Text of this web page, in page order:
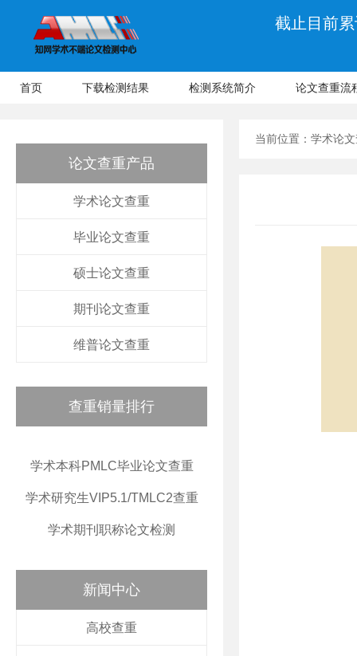
截止目前
首页 下载检测结果 检测系统简介 论文查重流
论文查重产品
学术论文查重
毕业论文查重
硕士论文查重
期刊论文查重
维普论文查重
查重销量排行
学术本科PMLC毕业论文查重
学术研究生VIP5.1/TMLC2查重
学术期刊职称论文检测
新闻中心
高校查重
当前位置： 学术论